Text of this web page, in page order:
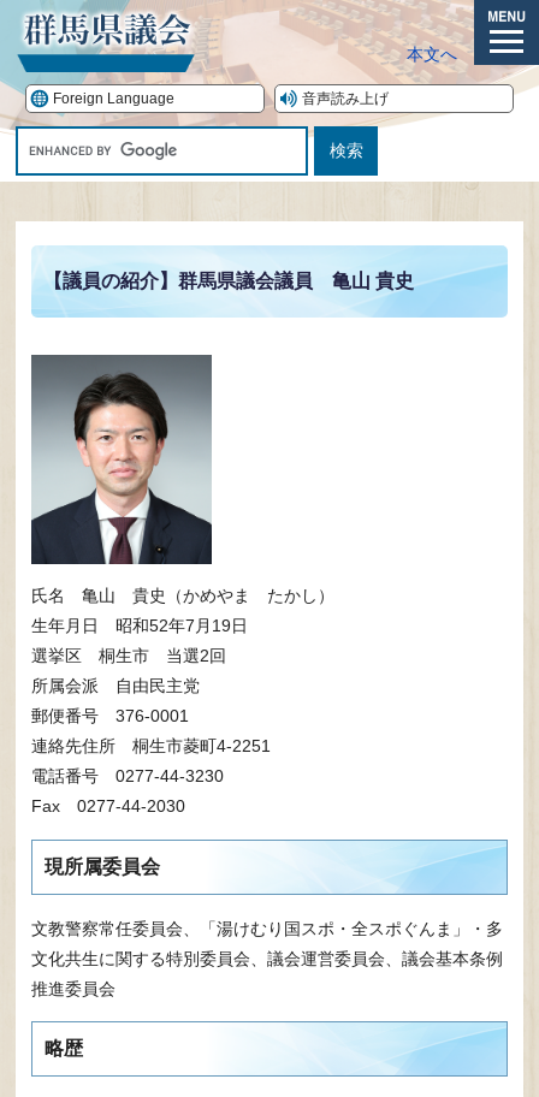
の
先
頭
メ
ニ
本文へ
Foreign Language 音声読み上げ
ス
【議員の紹介】群馬県議会議員 亀山 貴史
氏名 亀山 貴史（かめやま たかし）
生年月日 昭和52年7月19日
選挙区 桐生市 当選2回
所属会派 自由民主党
郵便番号 376-0001
連絡先住所 桐生市菱町4-2251
電話番号 0277-44-3230
Fax 0277-44-2030
現所属委員会
文教警察常任委員会、「湯けむり国スポ・全スポぐんま」・多
文化共生に関する特別委員会、議会運営委員会、議会基本条例
推進委員会
略歴